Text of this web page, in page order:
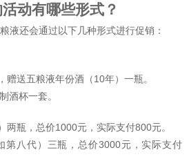
动有哪些形式？
液还会通过以下几种形式进行促销：
送五粮液年份酒（10年）一瓶。
酒杯一套。
两瓶，总价1000元，实际支付800元。
第八代）三瓶，总价3000元，实际支付